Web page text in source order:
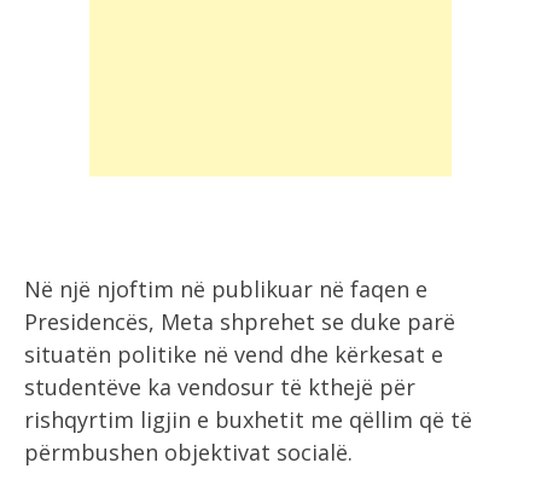
Në një njoftim në publikuar në faqen e
Presidencës, Meta shprehet se duke parë
situatën politike në vend dhe kërkesat e
studentëve ka vendosur të kthejë për
rishqyrtim ligjin e buxhetit me qëllim që të
përmbushen objektivat socialë.